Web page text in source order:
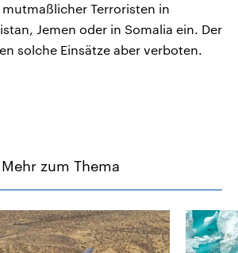
Terroristen in
Jemen oder in Somalia ein. Der
solche Einsätze aber verboten.
Mehr zum Thema